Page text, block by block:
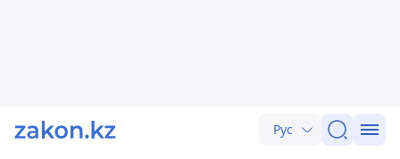
Рус